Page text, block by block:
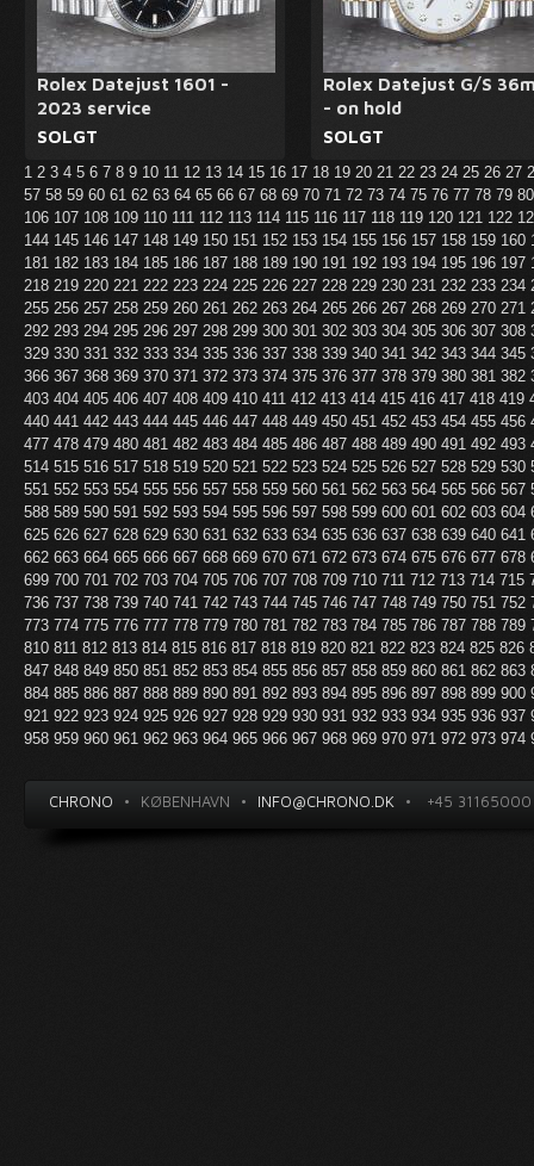
Rolex Datejust 1601 -
2023 service
SOLGT
Rolex Datejust G/S
- on hold
SOLGT
1 2 3 4 5 6 7 8 9 10 11 12 13 14 15 16 17 18 19 20 21 22 23 24 25 26 27
57 58 59 60 61 62 63 64 65 66 67 68 69 70 71 72 73 74 75 76 77 78 79
106 107 108 109 110 111 112 113 114 115 116 117 118 119 120 121 122
144 145 146 147 148 149 150 151 152 153 154 155 156 157 158 159 160
181 182 183 184 185 186 187 188 189 190 191 192 193 194 195 196 197
218 219 220 221 222 223 224 225 226 227 228 229 230 231 232 233 234
255 256 257 258 259 260 261 262 263 264 265 266 267 268 269 270 271
292 293 294 295 296 297 298 299 300 301 302 303 304 305 306 307 308
329 330 331 332 333 334 335 336 337 338 339 340 341 342 343 344 345
366 367 368 369 370 371 372 373 374 375 376 377 378 379 380 381 382
403 404 405 406 407 408 409 410 411 412 413 414 415 416 417 418 419
440 441 442 443 444 445 446 447 448 449 450 451 452 453 454 455 456
477 478 479 480 481 482 483 484 485 486 487 488 489 490 491 492 493
514 515 516 517 518 519 520 521 522 523 524 525 526 527 528 529 530
551 552 553 554 555 556 557 558 559 560 561 562 563 564 565 566 567
588 589 590 591 592 593 594 595 596 597 598 599 600 601 602 603 604
625 626 627 628 629 630 631 632 633 634 635 636 637 638 639 640 641
662 663 664 665 666 667 668 669 670 671 672 673 674 675 676 677 678
699 700 701 702 703 704 705 706 707 708 709 710 711 712 713 714 715
736 737 738 739 740 741 742 743 744 745 746 747 748 749 750 751 752
773 774 775 776 777 778 779 780 781 782 783 784 785 786 787 788 789
810 811 812 813 814 815 816 817 818 819 820 821 822 823 824 825 826
847 848 849 850 851 852 853 854 855 856 857 858 859 860 861 862 863
884 885 886 887 888 889 890 891 892 893 894 895 896 897 898 899 900
921 922 923 924 925 926 927 928 929 930 931 932 933 934 935 936 937
958 959 960 961 962 963 964 965 966 967 968 969 970 971 972 973 974
CHRONO • KØBENHAVN • INFO@CHRONO.DK • +45 31165000